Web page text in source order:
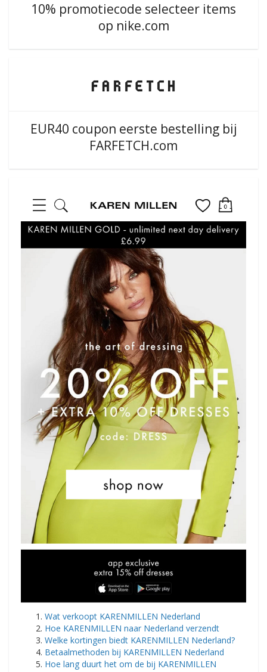
10% promotiecode selecteer items
op nike.com
EUR40 coupon eerste bestelling bij
FARFETCH.com
Wat verkoopt KARENMILLEN Nederland
Hoe KARENMILLEN naar Nederland verzendt
Welke kortingen biedt KARENMILLEN Nederland?
Betaalmethoden bij KARENMILLEN Nederland
Hoe lang duurt het om de bij KARENMILLEN